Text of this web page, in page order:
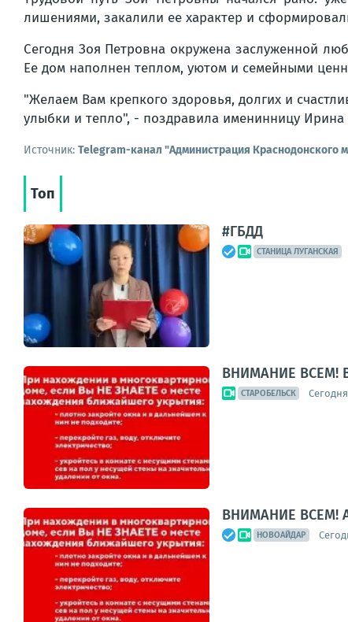
лишениями, закалили ее характер и
Сегодня Зоя Петровна окружена заслуженной
Ее дом наполнен теплом, уютом и семейными
"Желаем Вам крепкого здоровья, долгих и
улыбки и тепло", - поздравила именинницу Ирина
Источник: Telegram-канал "Администрация Краснодонского
Топ
#ГБДД
СТАНИЦА ЛУГАНСКАЯ
ВНИМАНИЕ ВСЕМ!
СТАРОБЕЛЬСК
ВНИМАНИЕ ВСЕМ!
НОВОАЙДАР